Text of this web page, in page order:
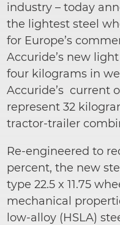
industry – today
the lightest steel
for Europe’s
Accuride’s new
four kilograms in
Accuride’s current
represent 32
tractor-trailer
Re-engineered to
percent, the new
type 22.5 x 11.75
mechanical
low-alloy (HSLA)